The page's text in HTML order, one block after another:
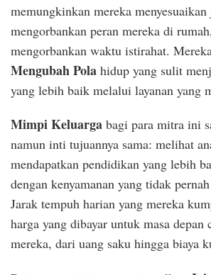
memungkinkan mereka
mengorbankan peran mereka di
mengorbankan waktu istirahat.
Mengubah Pola hidup yang sulit
yang lebih baik melalui layanan yang
Mimpi Keluarga bagi para mitra ini
namun inti tujuannya sama: melihat
mendapatkan pendidikan yang lebih
dengan kenyamanan yang tidak
Jarak tempuh harian yang mereka
harga yang dibayar untuk masa depan
mereka, dari uang saku hingga biaya